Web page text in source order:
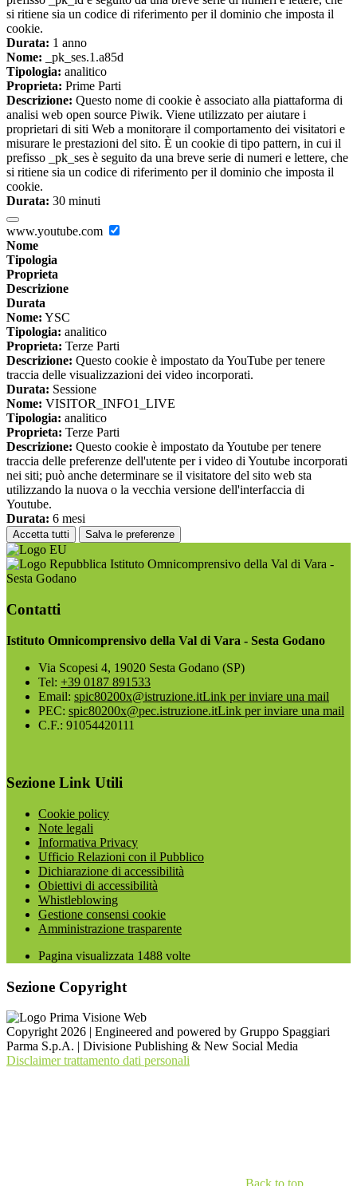
si ritiene sia un codice di riferimento per il dominio che imposta il
cookie.
Durata: 1 anno
Nome: _pk_ses.1.a85d
Tipologia: analitico
Proprieta: Prime Parti
Descrizione: Questo nome di cookie è associato alla piattaforma di
analisi web open source Piwik. Viene utilizzato per aiutare i
proprietari di siti Web a monitorare il comportamento dei visitatori e
misurare le prestazioni del sito. È un cookie di tipo pattern, in cui il
prefisso _pk_ses è seguito da una breve serie di numeri e lettere, che
si ritiene sia un codice di riferimento per il dominio che imposta il
cookie.
Durata: 30 minuti
www.youtube.com
Nome
Tipologia
Proprieta
Descrizione
Durata
Nome: YSC
Tipologia: analitico
Proprieta: Terze Parti
Descrizione: Questo cookie è impostato da YouTube per tenere
traccia delle visualizzazioni dei video incorporati.
Durata: Sessione
Nome: VISITOR_INFO1_LIVE
Tipologia: analitico
Proprieta: Terze Parti
Descrizione: Questo cookie è impostato da Youtube per tenere
traccia delle preferenze dell'utente per i video di Youtube incorporati
nei siti; può anche determinare se il visitatore del sito web sta
utilizzando la nuova o la vecchia versione dell'interfaccia di
Youtube.
Durata: 6 mesi
Accetta tutti Salva le preferenze
Istituto Omnicomprensivo della Val di Vara -
Sesta Godano
Contatti
Istituto Omnicomprensivo della Val di Vara - Sesta Godano
Via Scopesi 4, 19020 Sesta Godano (SP)
Tel: +39 0187 891533
Email: spic80200x@istruzione.itLink per inviare una mail
PEC: spic80200x@pec.istruzione.itLink per inviare una mail
C.F.: 91054420111
Sezione Link Utili
Cookie policy
Note legali
Informativa Privacy
Ufficio Relazioni con il Pubblico
Dichiarazione di accessibilità
Obiettivi di accessibilità
Whistleblowing
Gestione consensi cookie
Amministrazione trasparente
Pagina visualizzata 1488 volte
Sezione Copyright
Copyright 2026 | Engineered and powered by Gruppo Spaggiari
Parma S.p.A. | Divisione Publishing & New Social Media
Disclaimer trattamento dati personali